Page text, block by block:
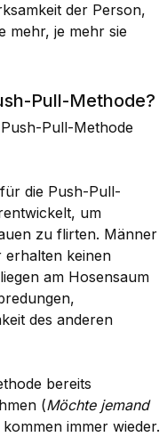
der Person,
mehr, je mehr sie
Pull-Methode?
Pull-Methode
die Push-Pull-
um
zu flirten. Männer
erhalten keinen
am Hosensaum
des anderen
bereits
(Möchte jemand
immer wieder.